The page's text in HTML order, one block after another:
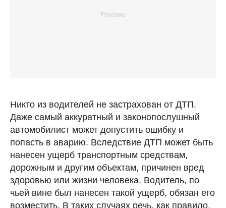
Никто из водителей не застрахован от ДТП.
Даже самый аккуратный и законопослушный
автомобилист может допустить ошибку и
попасть в аварию. Вследствие ДТП может быть
нанесен ущерб транспортным средствам,
дорожным и другим объектам, причинен вред
здоровью или жизни человека. Водитель, по
чьей вине был нанесен такой ущерб, обязан его
возместить. В таких случаях речь, как правило,